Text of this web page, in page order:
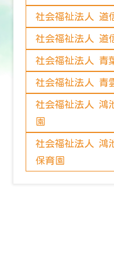
社会福祉法人 道
社会福祉法人 道
社会福祉法人 青
社会福祉法人 青
社会福祉法人 鴻
園
社会福祉法人 鴻
保育園